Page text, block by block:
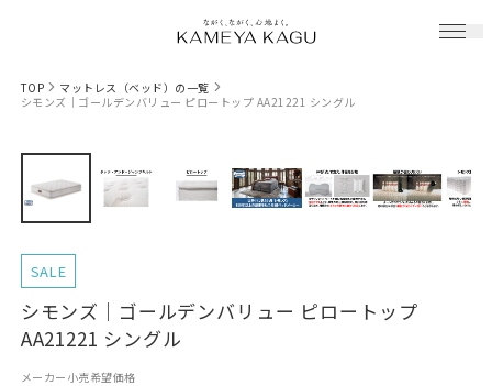
TOP
マットレス（ベッド）の一覧
シモンズ｜ゴールデンバリュー ピロートップ AA21221 シングル
SALE
シモンズ｜ゴールデンバリュー ピロートップ
AA21221 シングル
メーカー小売希望価格